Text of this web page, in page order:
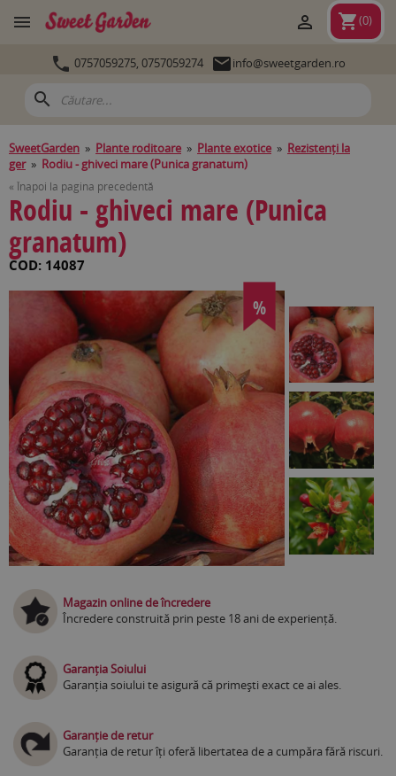
 shopping_cart(0)

 0757059275, 0757059274 info@sweetgarden.ro
search
SweetGarden » Plante roditoare » Plante exotice » Rezistenți la
ger» Rodiu - ghiveci mare (Punica granatum)
« Înapoi la pagina precedentă
Rodiu - ghiveci mare (Punica
granatum)
COD: 14087
%
Magazin online de încredere
Încredere construită prin peste 18 ani de experiență.
Garanția Soiului
Garanția soiului te asigură că primești exact ce ai ales.
Garanție de retur
Garanția de retur îți oferă libertatea de a cumpăra fără riscuri.